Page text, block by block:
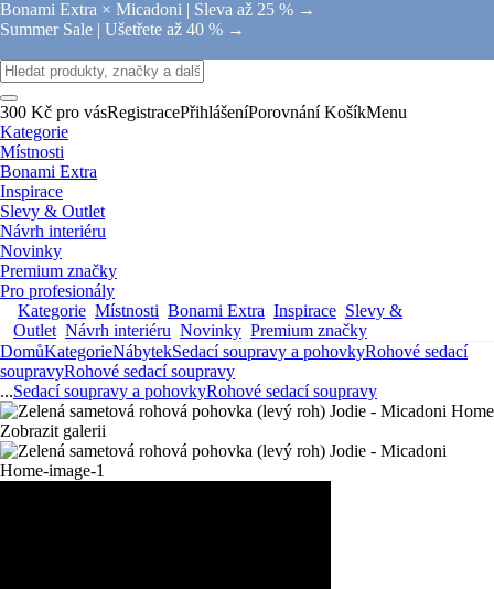
Bonami Extra × Micadoni | Sleva až 25 % →
Summer Sale | Ušetřete až 40 % →
300 Kč pro vásRegistracePřihlášeníPorovnání KošíkMenu
Kategorie
Místnosti
Bonami Extra
Inspirace
Slevy & Outlet
Návrh interiéru
Novinky
Premium značky
Pro profesionály
Kategorie Místnosti Bonami Extra Inspirace Slevy &
Outlet Návrh interiéru Novinky Premium značky
DomůKategorieNábytekSedací soupravy a pohovkyRohové sedací
soupravyRohové sedací soupravy
...Sedací soupravy a pohovkyRohové sedací soupravy
Zobrazit galerii